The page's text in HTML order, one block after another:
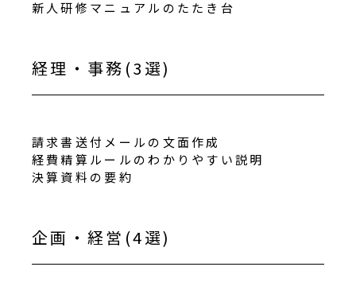
新人研修マニュアルのたたき台
経理・事務(3選)
請求書送付メールの文面作成
経費精算ルールのわかりやすい説明
決算資料の要約
企画・経営(4選)